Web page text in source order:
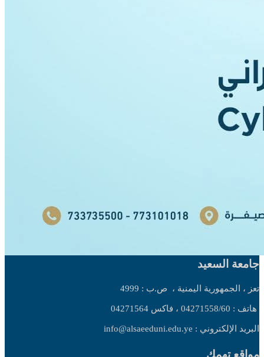
جامعة السعيد
تعز ، الجمهورية اليمنية ، ص.ب : 4999
هاتف : 04271558/60 ، فاكس 04271564
البريد الإلكتروني : info@alsaeeduni.edu.ye
مواقع تهمك